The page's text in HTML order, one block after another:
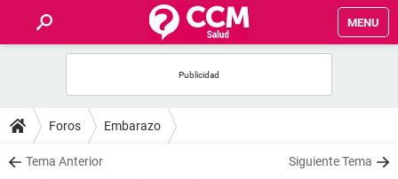
MENU
FOROS
SALUD
Foros Embarazo
Tema Anterior Siguiente Tema